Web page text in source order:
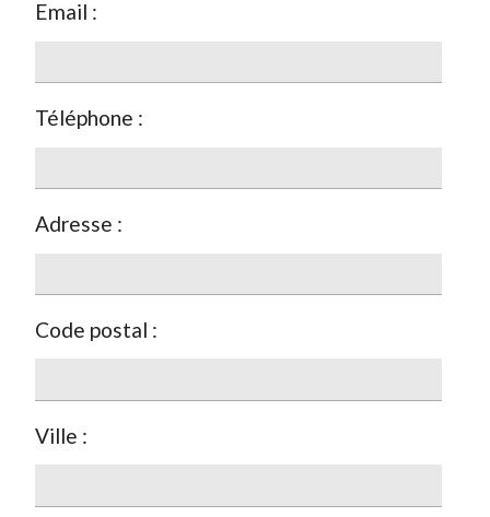
Email :
Téléphone :
Adresse :
Code postal :
Ville :